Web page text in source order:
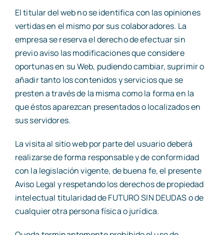
El titular del web no se identifica con las opiniones
vertidas en el mismo por sus colaboradores. La
empresa se reserva el derecho de efectuar sin
previo aviso las modificaciones que considere
oportunas en su Web, pudiendo cambiar, suprimir o
añadir tanto los contenidos y servicios que se
presten a través de la misma como la forma en la
que éstos aparezcan presentados o localizados en
sus servidores.
La visita al sitio web por parte del usuario deberá
realizarse de forma responsable y de conformidad
con la legislación vigente, de buena fe, el presente
Aviso Legal y respetando los derechos de propiedad
intelectual titularidad de FUTURO SIN DEUDAS o de
cualquier otra persona física o jurídica.